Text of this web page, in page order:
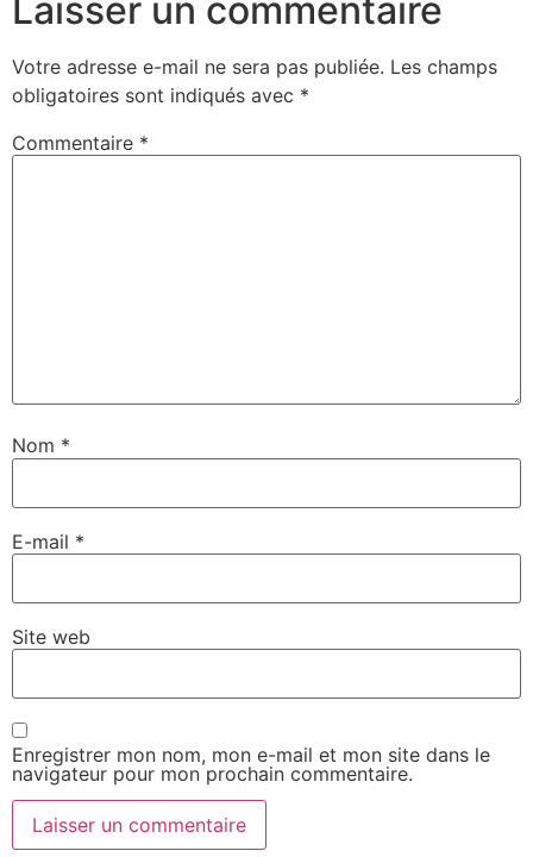
Laisser un commentaire
Votre adresse e-mail ne sera pas publiée. Les champs
obligatoires sont indiqués avec *
Commentaire *
Nom *
E-mail *
Site web
Enregistrer mon nom, mon e-mail et mon site dans le
navigateur pour mon prochain commentaire.